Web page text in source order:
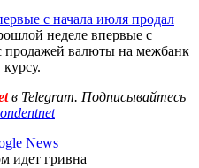
с начала июля продал
неделе впервые с
продажей валюты на межбанк
в Telegram. Подписывайтесь
News
идет гривна